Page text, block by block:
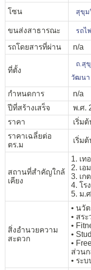
โซน
สุขุม
ขนส่งสาธารณะ รถไ
รถโดยสารที่ผ่าน n/a
ที่ตั้ง
ถ.สุ
วัฒนา
กำหนดการ
n/a
ปีที่สร้างเสร็จ
พ.ศ.
ราคา
เริ่ม
ราคาเฉลี่ยต่อ
ตร.ม
เริ่ม
สถานที่สำคัญใกล้
เคียง
1. เท
2. เอ
3. เก
4. โร
5. ม.
สิ่งอำนวยความ
สะดวก
• นวั
• สร
•
•
•
ส่วนก
• ระ